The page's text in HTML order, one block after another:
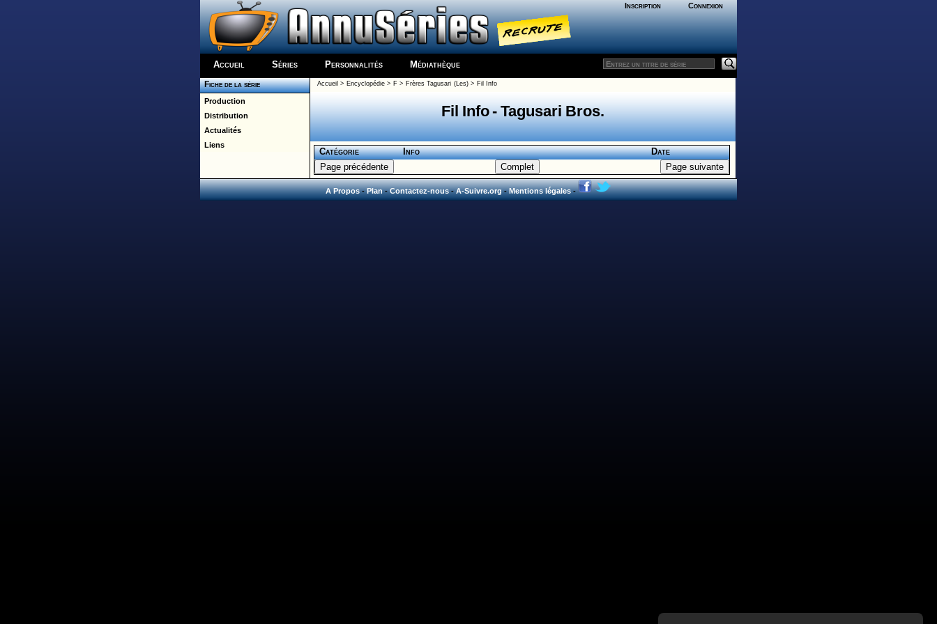
Inscription Connexion
Accueil Séries Personnalités Médiathèque
Fiche de la série
Production
Distribution
Actualités
Liens
Accueil > Encyclopédie> F> Frères Tagusari (Les)> Fil Info
Fil Info - Tagusari Bros.
Catégorie Info Date
A Propos-Plan-Contactez-nous-A-Suivre.org-Mentions légales-